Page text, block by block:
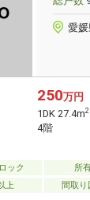
愛
250万円
1DK 27.4m2
4階
ック 所
上
間取り